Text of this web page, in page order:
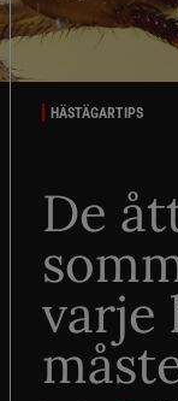
HÄSTÄGARTIPS
De
varje